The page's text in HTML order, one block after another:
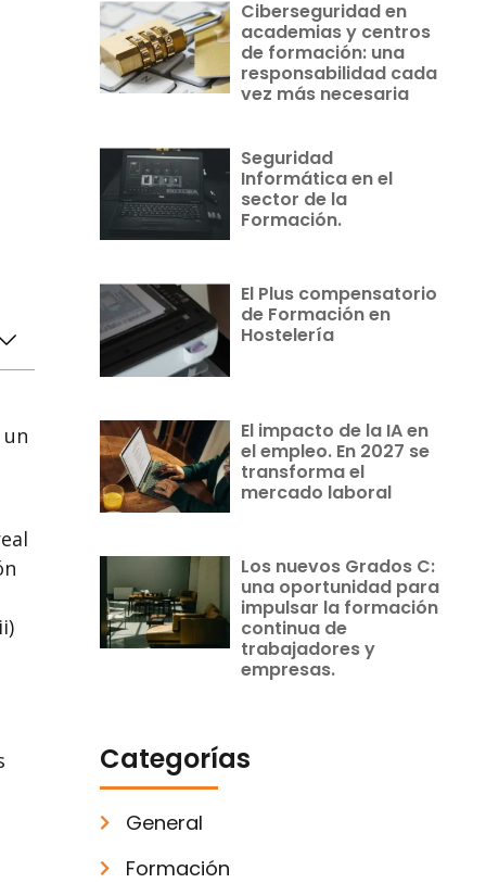
Ciberseguridad en
academias y centros
de formación: una
responsabilidad cada
vez más necesaria
Seguridad
Informática en el
sector de la
Formación.
El Plus compensatorio
de Formación en
Hostelería
El impacto de la IA en
el empleo. En 2027 se
transforma el
mercado laboral
Los nuevos Grados C:
una oportunidad para
impulsar la formación
continua de
trabajadores y
empresas.
Categorías
General
Formación